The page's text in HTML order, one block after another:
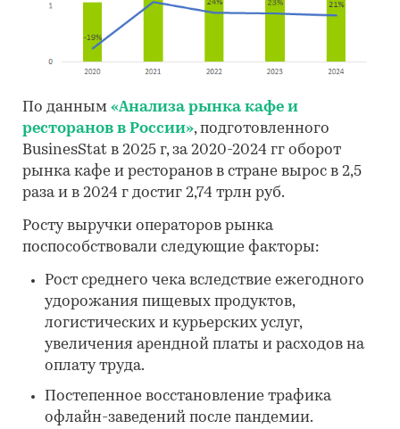
По данным «Анализа рынка кафе и
ресторанов в России», подготовленного
BusinesStat в 2025 г, за 2020-2024 гг оборот
рынка кафе и ресторанов в стране вырос в 2,5
раза и в 2024 г достиг 2,74 трлн руб.
Росту выручки операторов рынка
поспособствовали следующие факторы:
Рост среднего чека вследствие ежегодного
удорожания пищевых продуктов,
логистических и курьерских услуг,
увеличения арендной платы и расходов на
оплату труда.
Постепенное восстановление трафика
офлайн-заведений после пандемии.